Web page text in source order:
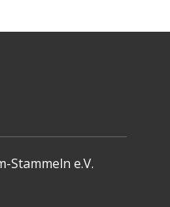
Stammeln e.V.